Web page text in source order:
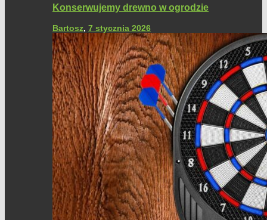
Konserwujemy drewno w ogrodzie
Bartosz, 7 stycznia 2026